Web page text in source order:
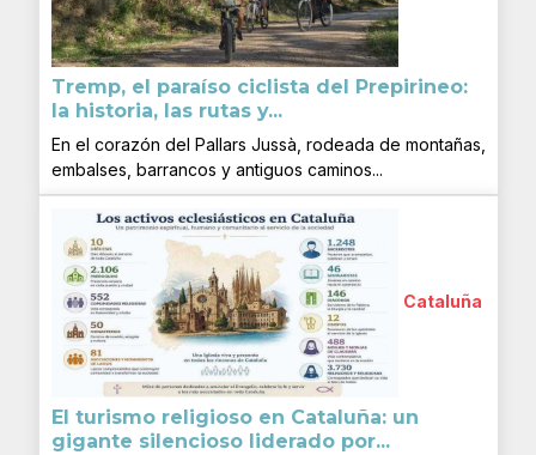
Tremp, el paraíso ciclista del Prepirineo:
la historia, las rutas y...
En el corazón del Pallars Jussà, rodeada de montañas,
embalses, barrancos y antiguos caminos...
Cataluña
El turismo religioso en Cataluña: un
gigante silencioso liderado por...